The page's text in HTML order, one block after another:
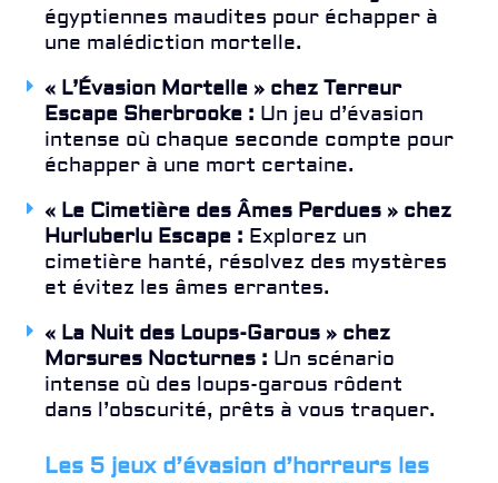
égyptiennes maudites pour échapper à
une malédiction mortelle.
« L’Évasion Mortelle » chez Terreur
Escape Sherbrooke : Un jeu d’évasion
intense où chaque seconde compte pour
échapper à une mort certaine.
« Le Cimetière des Âmes Perdues » chez
Hurluberlu Escape : Explorez un
cimetière hanté, résolvez des mystères
et évitez les âmes errantes.
« La Nuit des Loups-Garous » chez
Morsures Nocturnes : Un scénario
intense où des loups-garous rôdent
dans l’obscurité, prêts à vous traquer.
Les 5 jeux d’évasion d’horreurs les